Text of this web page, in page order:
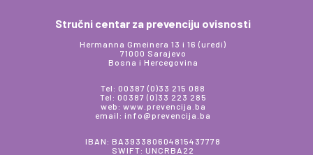
Stručni centar za prevenciju ovisnosti
Hermanna Gmeinera 13 i 16 (uredi)
71000 Sarajevo
Bosna i Hercegovina
Tel: 00387 (0)33 215 088
Tel: 00387 (0)33 223 285
web: www.prevencija.ba
email: info@prevencija.ba
IBAN: BA393380604815437778
SWIFT: UNCRBA22